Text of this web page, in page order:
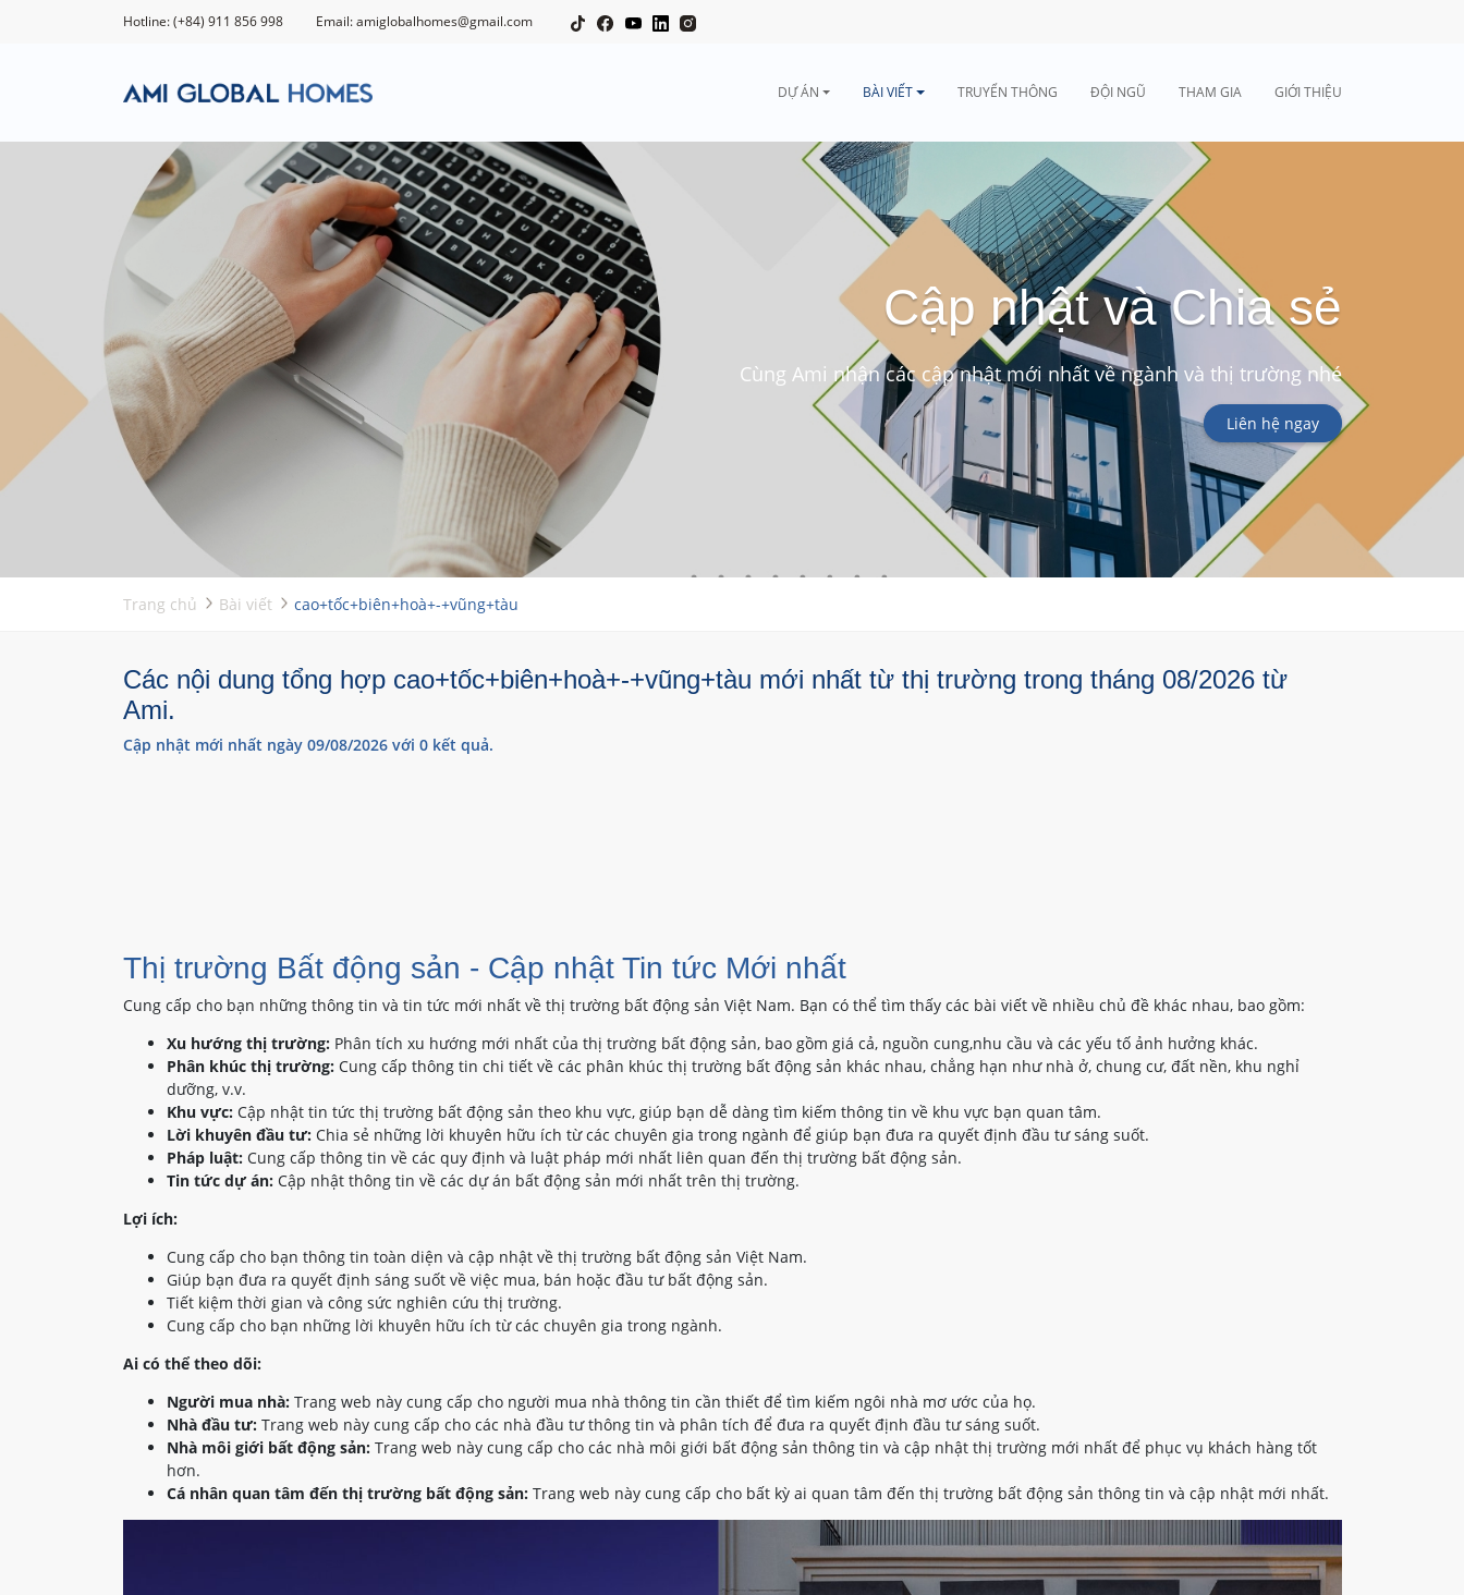
Hotline: (+84) 911 856 998 Email: amiglobalhomes@gmail.com
DỰ ÁN BÀI VIẾT TRUYỂN THÔNG ĐỘI NGŨ THAM GIA GIỚI THIỆU
Cập nhật và Chia sẻ
Cùng Ami nhận các cập nhật mới nhất về ngành và thị trường nhé
Liên hệ ngay
Trang chủ Bài viết cao+tốc+biên+hoà+-+vũng+tàu
Các nội dung tổng hợp cao+tốc+biên+hoà+-+vũng+tàu mới nhất từ thị trường trong tháng 08/2026 từ
Ami.
Cập nhật mới nhất ngày 09/08/2026 với 0 kết quả.
Thị trường Bất động sản - Cập nhật Tin tức Mới nhất
Cung cấp cho bạn những thông tin và tin tức mới nhất về thị trường bất động sản Việt Nam. Bạn có thể tìm thấy các bài viết về nhiều chủ đề khác nhau, bao gồm:
Xu hướng thị trường:Phân tích xu hướng mới nhất của thị trường bất động sản, bao gồm giá cả, nguồn cung,nhu cầu và các yếu tố ảnh hưởng khác.
Phân khúc thị trường:Cung cấp thông tin chi tiết về các phân khúc thị trường bất động sản khác nhau, chẳng hạn như nhà ở, chung cư, đất nền, khu nghỉ
dưỡng, v.v.
Khu vực:Cập nhật tin tức thị trường bất động sản theo khu vực, giúp bạn dễ dàng tìm kiếm thông tin về khu vực bạn quan tâm.
Lời khuyên đầu tư:Chia sẻ những lời khuyên hữu ích từ các chuyên gia trong ngành để giúp bạn đưa ra quyết định đầu tư sáng suốt.
Pháp luật:Cung cấp thông tin về các quy định và luật pháp mới nhất liên quan đến thị trường bất động sản.
Tin tức dự án:Cập nhật thông tin về các dự án bất động sản mới nhất trên thị trường.
Lợi ích:
Cung cấp cho bạn thông tin toàn diện và cập nhật về thị trường bất động sản Việt Nam.
Giúp bạn đưa ra quyết định sáng suốt về việc mua, bán hoặc đầu tư bất động sản.
Tiết kiệm thời gian và công sức nghiên cứu thị trường.
Cung cấp cho bạn những lời khuyên hữu ích từ các chuyên gia trong ngành.
Ai có thể theo dõi:
Người mua nhà:Trang web này cung cấp cho người mua nhà thông tin cần thiết để tìm kiếm ngôi nhà mơ ước của họ.
Nhà đầu tư:Trang web này cung cấp cho các nhà đầu tư thông tin và phân tích để đưa ra quyết định đầu tư sáng suốt.
Nhà môi giới bất động sản:Trang web này cung cấp cho các nhà môi giới bất động sản thông tin và cập nhật thị trường mới nhất để phục vụ khách hàng tốt
hơn.
Cá nhân quan tâm đến thị trường bất động sản:Trang web này cung cấp cho bất kỳ ai quan tâm đến thị trường bất động sản thông tin và cập nhật mới nhất.